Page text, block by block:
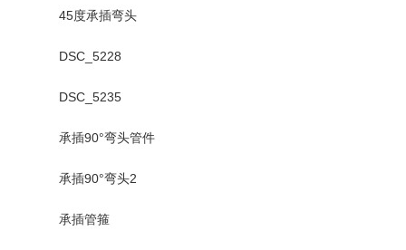
45度承插弯头
DSC_5228
DSC_5235
承插90°弯头管件
承插90°弯头2
承插管箍